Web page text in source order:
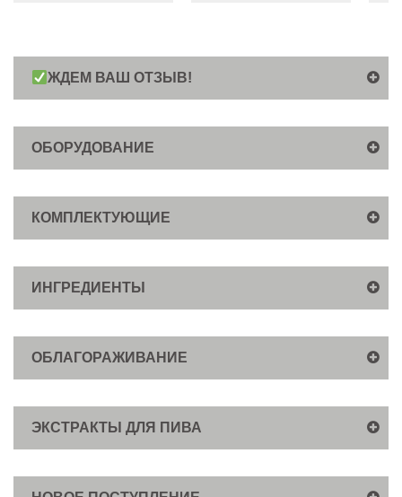
ЖДЕМ ВАШ ОТЗЫВ!
ОБОРУДОВАНИЕ
КОМПЛЕКТУЮЩИЕ
ИНГРЕДИЕНТЫ
ОБЛАГОРАЖИВАНИЕ
ЭКСТРАКТЫ ДЛЯ ПИВА